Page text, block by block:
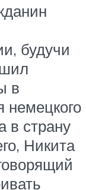
будучи
в
немецкого
в страну
Никита